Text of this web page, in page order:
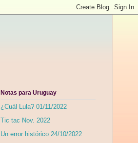
Notas para Uruguay
¿Cuál Lula? 01/11/2022
Tic tac Nov. 2022
Un error histórico 24/10/2022